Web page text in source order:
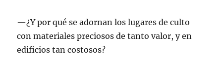
—¿Y por qué se adornan los lugares de culto
con materiales preciosos de tanto valor, y en
edificios tan costosos?